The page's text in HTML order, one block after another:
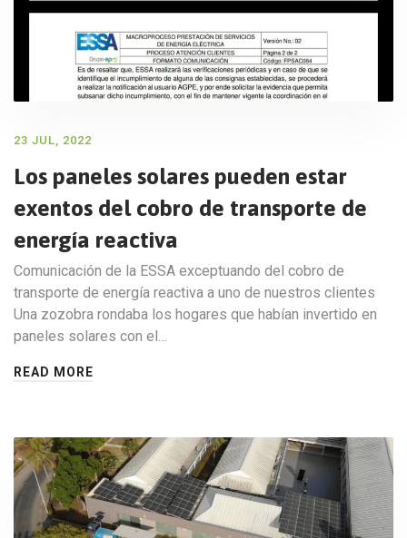
23 JUL, 2022
Los paneles solares pueden estar
exentos del cobro de transporte de
energía reactiva
Comunicación de la ESSA exceptuando del cobro de
transporte de energía reactiva a uno de nuestros clientes
Una zozobra rondaba los hogares que habían invertido en
paneles solares con el…
READ MORE